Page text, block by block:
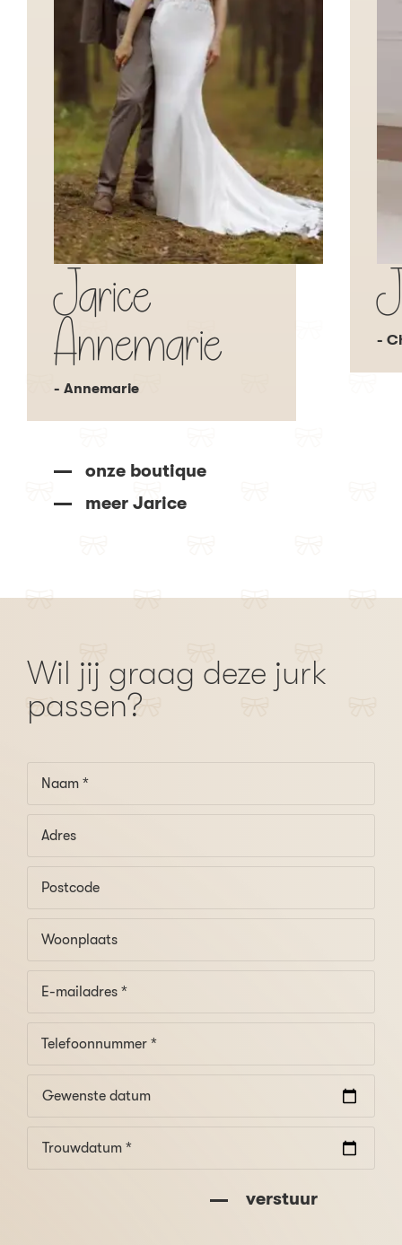
Jarice
Annemarie
- Annemarie
-
onze boutique
meer Jarice
Wil jij graag deze jurk
passen?
Gewenste datum
Trouwdatum *
verstuur